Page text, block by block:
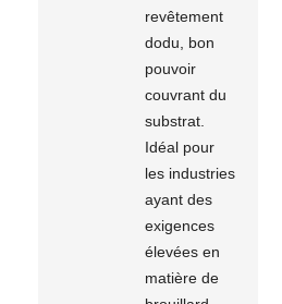
revêtement
dodu, bon
pouvoir
couvrant du
substrat.
Idéal pour
les industries
ayant des
exigences
élevées en
matière de